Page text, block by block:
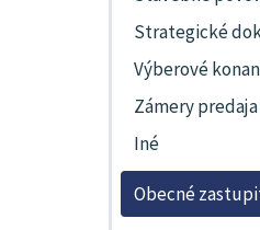
Strategické
Výberové
Zámery
Iné
Obecné